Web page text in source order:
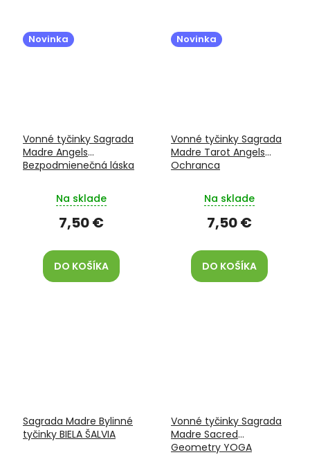
Novinka
Vonné tyčinky Sagrada
Madre Angels
Bezpodmienečná láska
Na sklade
7,50 €
DO KOŠÍKA
Novinka
Vonné tyčinky Sagrada
Madre Tarot Angels
Ochranca
Na sklade
7,50 €
DO KOŠÍKA
Sagrada Madre Bylinné
tyčinky BIELA ŠALVIA
Vonné tyčinky Sagrada
Madre Sacred
Geometry YOGA